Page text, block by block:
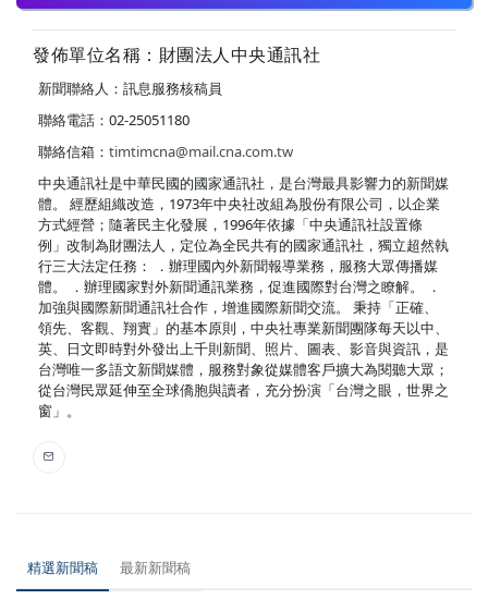
發佈單位名稱：財團法人中央通訊社
新聞聯絡人：訊息服務核稿員
聯絡電話：02-25051180
聯絡信箱： timtimcna@mail.cna.com.tw
中央通訊社是中華民國的國家通訊社，是台灣最具影響力的新聞媒
體。 經歷組織改造，1973年中央社改組為股份有限公司，以企業
方式經營；隨著民主化發展，1996年依據「中央通訊社設置條
例」改制為財團法人，定位為全民共有的國家通訊社，獨立超然執
行三大法定任務： ．辦理國內外新聞報導業務，服務大眾傳播媒
體。 ．辦理國家對外新聞通訊業務，促進國際對台灣之瞭解。 ．
加強與國際新聞通訊社合作，增進國際新聞交流。 秉持「正確、
領先、客觀、翔實」的基本原則，中央社專業新聞團隊每天以中、
英、日文即時對外發出上千則新聞、照片、圖表、影音與資訊，是
台灣唯一多語文新聞媒體，服務對象從媒體客戶擴大為閱聽大眾；
從台灣民眾延伸至全球僑胞與讀者，充分扮演「台灣之眼，世界之
窗」。
精選新聞稿 最新新聞稿